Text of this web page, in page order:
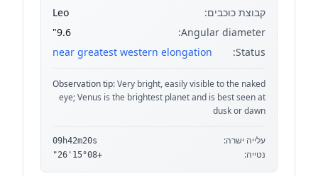
קבוצת כוכבים:
Leo
Angular diameter:
9.6"
Status:
near greatest western elongation
Observation tip:Very bright, easily visible to the naked
eye; Venus is the brightest planet and is best seen at
dusk or dawn
עלייה ישרה: 09h42m20s
נטייה: +15°08'26"